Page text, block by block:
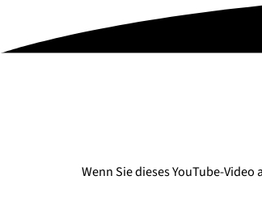
Wenn Sie dieses YouTube-